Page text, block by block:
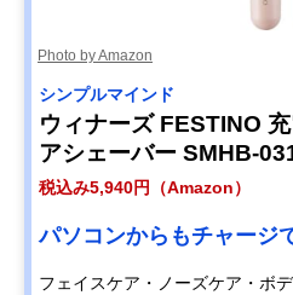
Photo by Amazon
シンプルマインド
ウィナーズ FESTINO
アシェーバー SMHB-
税込み5,940円（Amazon）
パソコンからもチャージ
フェイスケア・ノーズケア・ボ